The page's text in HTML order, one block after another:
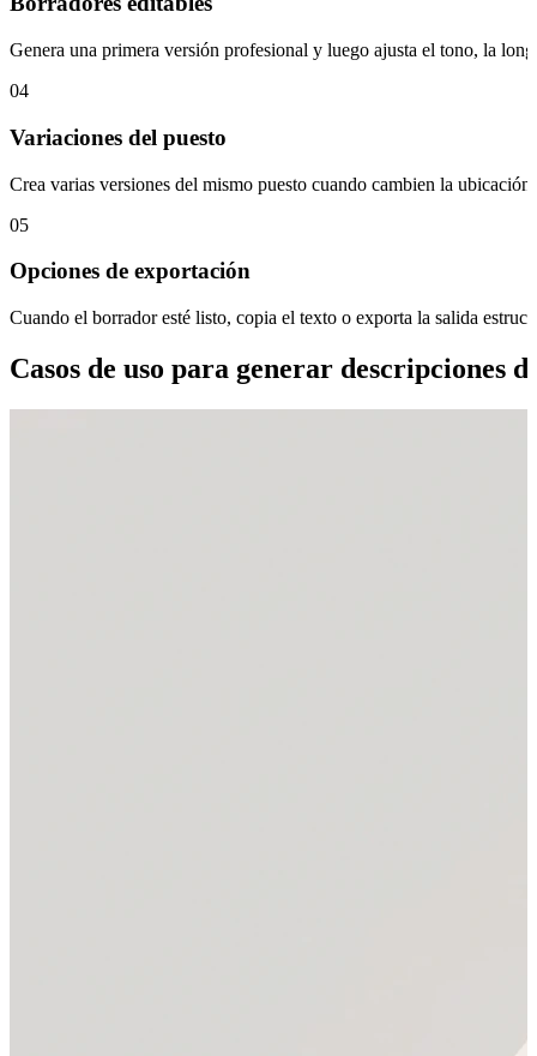
Genera una primera versión profesional y luego ajusta el tono, la
04
Variaciones del puesto
Crea varias versiones del mismo puesto cuando cambien la
05
Opciones de exportación
Cuando el borrador esté listo, copia el texto o exporta la salida
Casos de uso para generar descripciones